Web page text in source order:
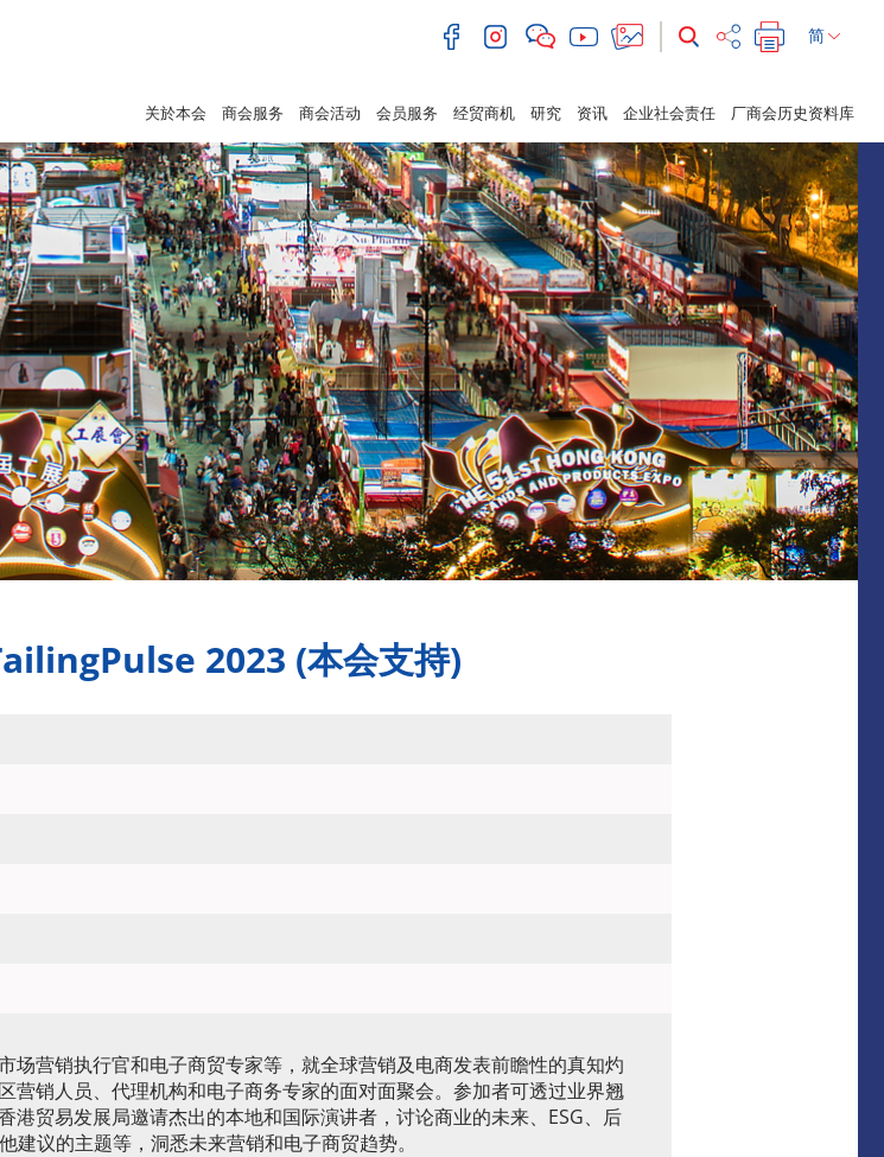
简
关於本会 商会服务 商会活动 会员服务 经贸商机 研究 资讯 企业社会责任 厂商会历史资料库
2023 (本会支持)
营销执行官和电子商贸专家等，就全球营销及电商发表前瞻性的真知灼
营销人员、代理机构和电子商务专家的面对面聚会。参加者可透过业界翘
贸易发展局邀请杰出的本地和国际演讲者，讨论商业的未来、ESG、后
议的主题等，洞悉未来营销和电子商贸趋势。